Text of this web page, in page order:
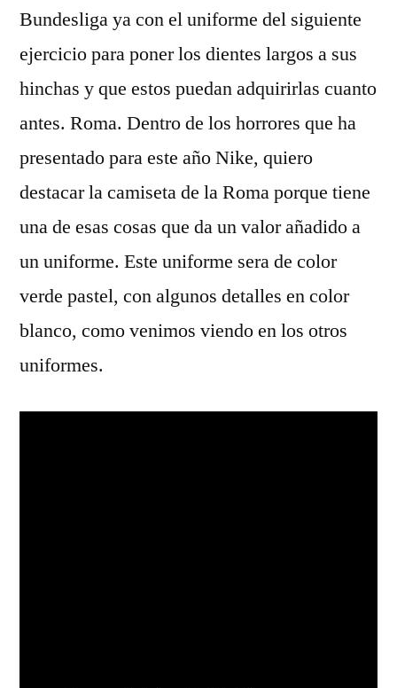
Bundesliga ya con el uniforme del siguiente
ejercicio para poner los dientes largos a sus
hinchas y que estos puedan adquirirlas cuanto
antes. Roma. Dentro de los horrores que ha
presentado para este año Nike, quiero
destacar la camiseta de la Roma porque tiene
una de esas cosas que da un valor añadido a
un uniforme. Este uniforme sera de color
verde pastel, con algunos detalles en color
blanco, como venimos viendo en los otros
uniformes.